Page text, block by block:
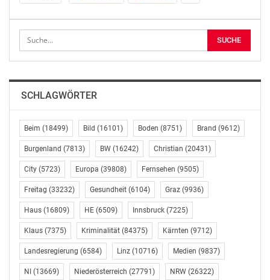
uneingeschränkt zur Verfügung stehen. In Richtung
Süden/Spielfeld muss auf einer Länge von etwa fünf
werden zwar wie im Normalbetrieb zwei Fahrstreifen
befahrbar sein. Diese sind jedoch etwas verengt,
„Dass diese wichtige Strecke mit dem Gleinalmtunnel
wieder so schnell befahrbar gemacht wurde, ist nur
dem großen Einsatz aller Beteiligten zu verdanken“,
sagen die ASFINAG-Vorstände Hartwig Hufnagl und
Herbert Kasser. „Von unseren Mitarbeiterinnen und
Mitarbeitern und den beauftragten Bauunternehmen
wurden allein bisher bereits mehr als 4000
Arbeitsstunden geleistet.“
Dazu werden allerdings noch viele weitere Stunden
SCHLAGWÖRTER
Beim (18499) Bild (16101) Boden (8751) Brand (9612)
Burgenland (7813) BW (16242) Christian (20431)
City (5723) Europa (39808) Fernsehen (9505)
Freitag (33232) Gesundheit (6104) Graz (9936)
Haus (16809) HE (6509) Innsbruck (7225)
Klaus (7375) Kriminalität (84375) Kärnten (9712)
Landesregierung (6584) Linz (10716) Medien (9837)
NI (13669) Niederösterreich (27791) NRW (26322)